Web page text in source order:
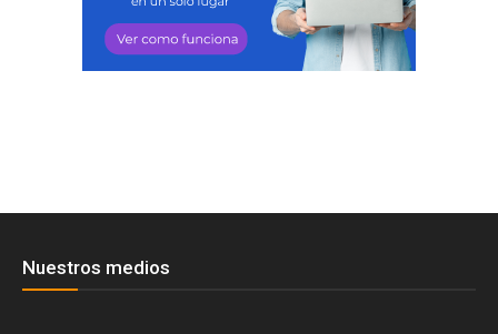
Nuestros medios